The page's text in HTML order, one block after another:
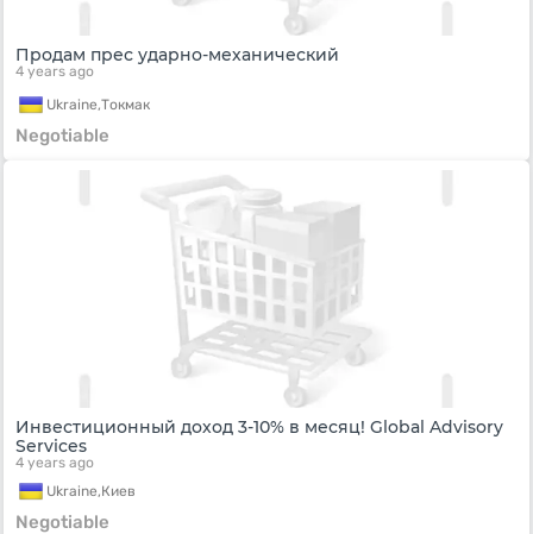
Продам прес ударно-механический
4 years ago
Ukraine,Токмак
Negotiable
Инвестиционный доход 3-10% в месяц! Global Advisory
Services
4 years ago
Ukraine,Киев
Negotiable